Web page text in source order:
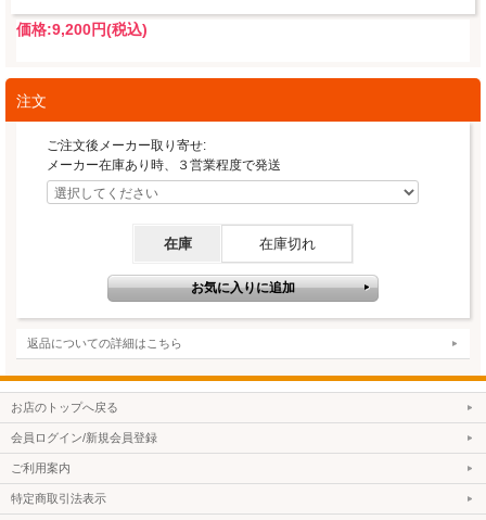
価格:9,200円(税込)
注文
ご注文後メーカー取り寄せ:
メーカー在庫あり時、３営業程度で発送
在庫 在庫切れ
返品についての詳細はこちら
お店のトップへ戻る
会員ログイン/新規会員登録
ご利用案内
特定商取引法表示